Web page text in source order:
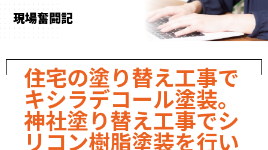
現場奮闘記
住宅の塗り替え工事で
キシラデコール塗装。
神社塗り替え工事でシ
リコン樹脂塗装を行い